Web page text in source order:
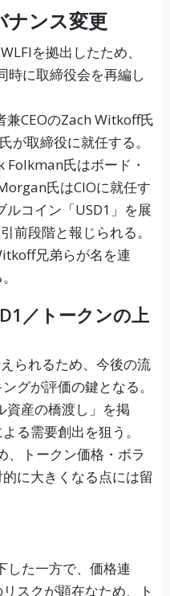
ナンス変更
を拠出したため、
時に取締役会を再編し
兼CEOのZach Witkoff氏
取締役に就任する。
Folkman氏はボード・
氏はCIOに就任す
ルコイン「USD1」を展
前段階と報じられる。
兄弟らが名を連
／トークンの上
られるため、今後の流
グが評価の鍵となる。
資産の橋渡し」を掲
る需要創出を狙う。
、トークン価格・ボラ
に大きくなる点には留
した一方で、価格連
スクが顕在なため、ト